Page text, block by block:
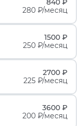
280 ₽/месяц
1500 ₽
250 ₽/месяц
2700 ₽
225 ₽/месяц
3600 ₽
200 ₽/месяц